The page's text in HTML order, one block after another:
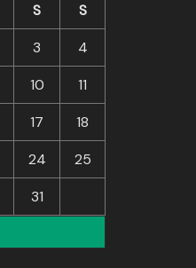
S
S
3
4
10
11
17
18
24
25
31